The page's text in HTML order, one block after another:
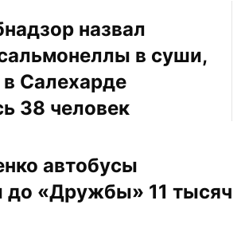
назвал
в суши,
Салехарде
38 человек
автобусы
до «Дружбы» 11 тысяч